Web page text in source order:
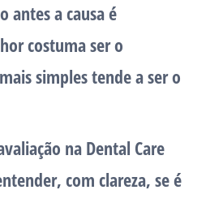
antes a causa é
costuma ser o
simples tende a ser o
na Dental Care
com clareza, se é